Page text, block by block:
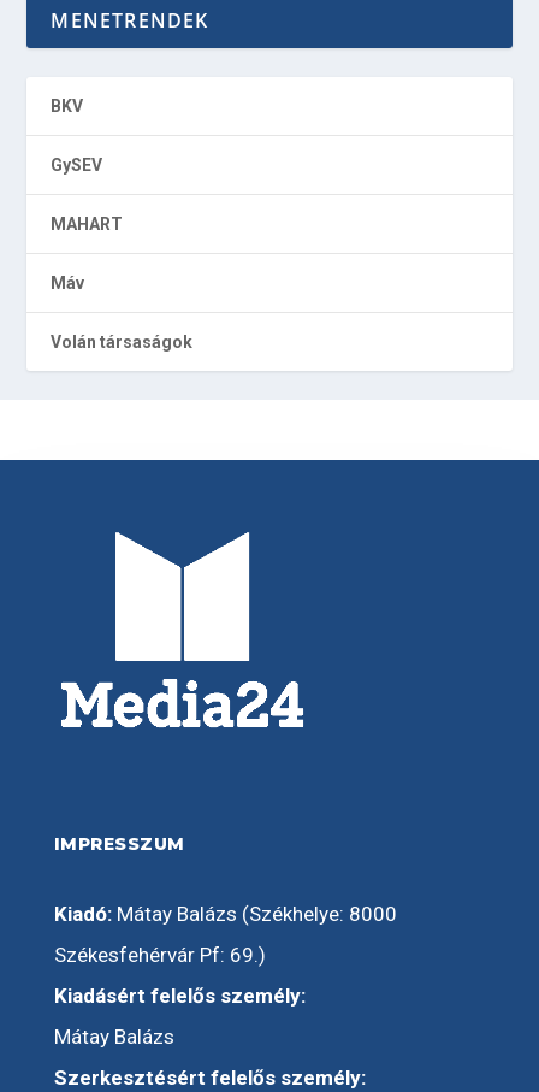
MENETRENDEK
BKV
GySEV
MAHART
Máv
Volán társaságok
IMPRESSZUM
Kiadó:Mátay Balázs (Székhelye: 8000
Székesfehérvár Pf: 69.)
Kiadásért felelős személy:
Mátay Balázs
Szerkesztésért felelős személy: